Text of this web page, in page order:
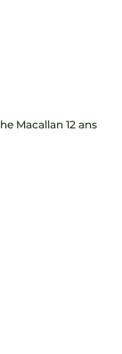
Macallan 12 ans